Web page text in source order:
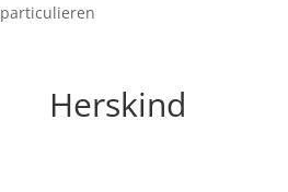
particulieren
Herskind